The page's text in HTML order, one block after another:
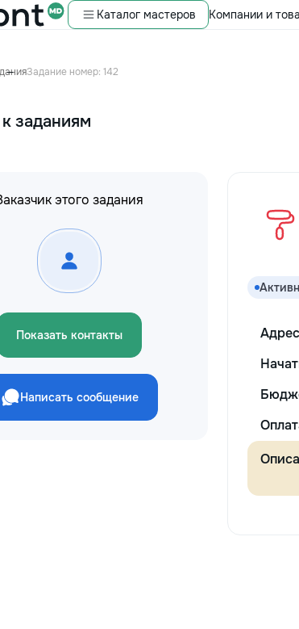
Каталог мастеров Компании и
Задание номер: 142
заданиям
этого задания
Показать контакты
Написать сообщение
Адрес